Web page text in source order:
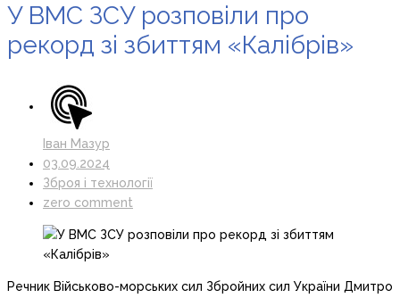
У ВМС ЗСУ розповіли про
рекорд зі збиттям «Калібрів»
Іван Мазур
03.09.2024
Зброя і технології
zero comment
Речник Військово-морських сил Збройних сил України Дмитро